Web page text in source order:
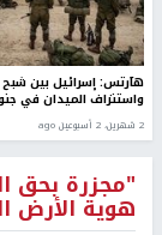
هآرتس: إسرائيل بين شبح
واستنزاف الميدان في
2 شهرين، 2 أسبوعين ago
"مجزرة بحق
هوية الأرض